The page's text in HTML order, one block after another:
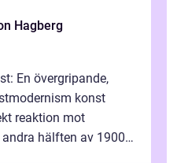
Hagberg
En övergripande,
konst
reaktion mot
hälften av 1900-